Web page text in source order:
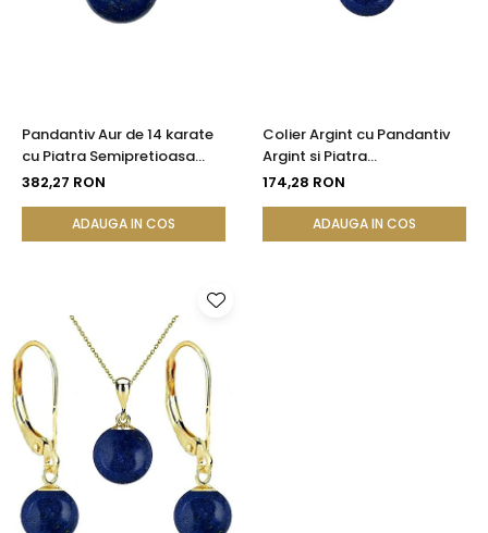
Pandantiv Aur de 14 karate
cu Piatra Semipretioasa
Naturala de Lapis Lazuli de
382,27 RON
ADAUGA IN COS
Colier Argint cu Pandantiv
Argint si Piatra
Semipretioasa Naturala de
174,28 RON
ADAUGA IN COS